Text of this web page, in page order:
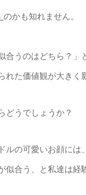
のかも知れません。
うのはどちら？
た価値観が大きく
どうでしょうか？
の可愛いお顔には
合う、と私達は